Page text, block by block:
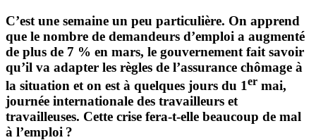
C’est une semaine un peu particulière. On apprend
que le nombre de demandeurs d’emploi a augmenté
de plus de 7 % en mars, le gouvernement fait savoir
qu’il va adapter les règles de l’assurance chômage à
la situation et on est à quelques jours du 1er mai,
journée internationale des travailleurs et
travailleuses. Cette crise fera-t-elle beaucoup de mal
à l’emploi ?